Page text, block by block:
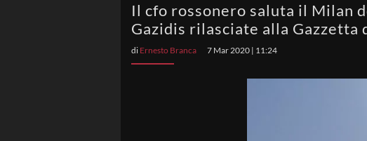
Il cfo rossonero saluta il Milan
Gazidis rilasciate alla Gazzetta
di Ernesto Branca 7 Mar 2020 | 11:24